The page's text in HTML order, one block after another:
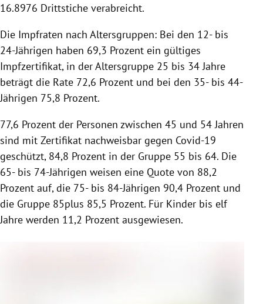
16.8976 Drittstiche verabreicht.
Die Impfraten nach Altersgruppen: Bei den 12- bis
24-Jährigen haben 69,3 Prozent ein gültiges
Impfzertifikat, in der Altersgruppe 25 bis 34 Jahre
beträgt die Rate 72,6 Prozent und bei den 35- bis 44-
Jährigen 75,8 Prozent.
77,6 Prozent der Personen zwischen 45 und 54 Jahren
sind mit Zertifikat nachweisbar gegen Covid-19
geschützt, 84,8 Prozent in der Gruppe 55 bis 64. Die
65- bis 74-Jährigen weisen eine Quote von 88,2
Prozent auf, die 75- bis 84-Jährigen 90,4 Prozent und
die Gruppe 85plus 85,5 Prozent. Für Kinder bis elf
Jahre werden 11,2 Prozent ausgewiesen.